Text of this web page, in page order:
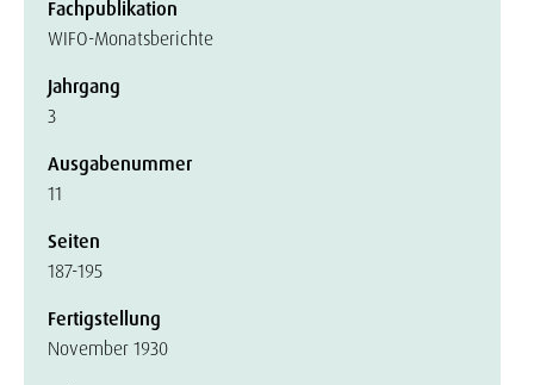
Fachpublikation
WIFO-Monatsberichte
Jahrgang
3
Ausgabenummer
11
Seiten
187-195
Fertigstellung
November 1930